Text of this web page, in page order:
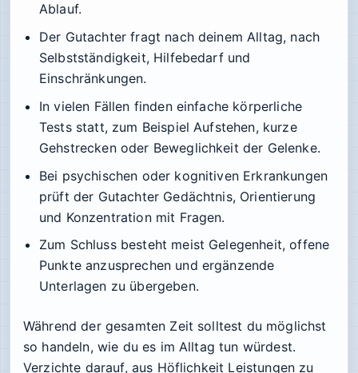
Ablauf.
Der Gutachter fragt nach deinem Alltag, nach
Selbstständigkeit, Hilfebedarf und
Einschränkungen.
In vielen Fällen finden einfache körperliche
Tests statt, zum Beispiel Aufstehen, kurze
Gehstrecken oder Beweglichkeit der Gelenke.
Bei psychischen oder kognitiven Erkrankungen
prüft der Gutachter Gedächtnis, Orientierung
und Konzentration mit Fragen.
Zum Schluss besteht meist Gelegenheit, offene
Punkte anzusprechen und ergänzende
Unterlagen zu übergeben.
Während der gesamten Zeit solltest du möglichst
so handeln, wie du es im Alltag tun würdest.
Verzichte darauf, aus Höflichkeit Leistungen zu